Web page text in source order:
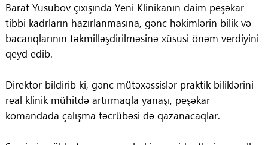
Barat Yusubov çıxışında Yeni Klinikanın daim peşəkar
tibbi kadrların hazırlanmasına, gənc həkimlərin bilik və
bacarıqlarının təkmilləşdirilməsinə xüsusi önəm verdiyini
qeyd edib.
Direktor bildirib ki, gənc mütəxəssislər praktik biliklərini
real klinik mühitdə artırmaqla yanaşı, peşəkar
komandada çalışma təcrübəsi də qazanacaqlar.